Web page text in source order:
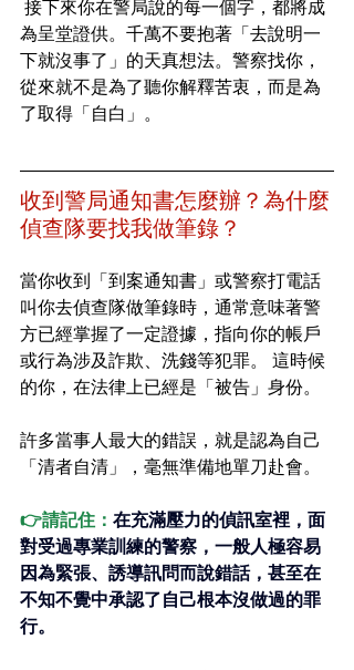
為呈堂證供。千萬不要抱著「去說明一
下就沒事了」的天真想法。警察找你，
從來就不是為了聽你解釋苦衷，而是為
了取得「自白」。
收到警局通知書怎麼辦？為什麼
偵查隊要找我做筆錄？
當你收到「到案通知書」或警察打電話
叫你去偵查隊做筆錄時，通常意味著警
方已經掌握了一定證據，指向你的帳戶
或行為涉及詐欺、洗錢等犯罪。 這時候
的你，在法律上已經是「被告」身份。
許多當事人最大的錯誤，就是認為自己
「清者自清」，毫無準備地單刀赴會。
👉請記住： 在充滿壓力的偵訊室裡，面
對受過專業訓練的警察，一般人極容易
因為緊張、誘導訊問而說錯話，甚至在
不知不覺中承認了自己根本沒做過的罪
行。